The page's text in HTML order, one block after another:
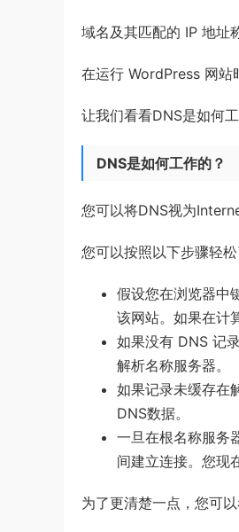
域名及其匹配的 IP 地址
在运行 WordPress 网站
让我们看看DNS是如何
DNS是如何工作的？
您可以将DNS视为
您可以按照以下步骤轻
假设您在浏览器中
该网站。如果在计
如果没有 DNS 记
解析名称服务器。
如果记录未缓存在
DNS数据。
一旦在根名称服务
间建立连接。您现
为了更清楚一点，您可